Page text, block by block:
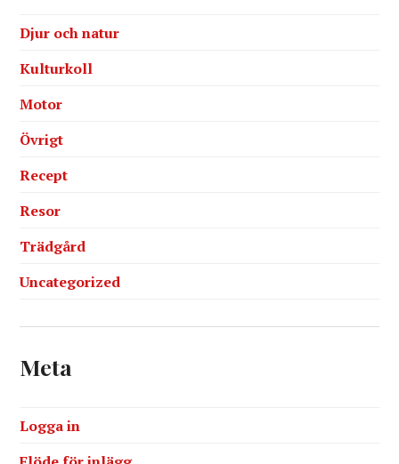
Djur och natur
Kulturkoll
Motor
Övrigt
Recept
Resor
Trädgård
Uncategorized
Meta
Logga in